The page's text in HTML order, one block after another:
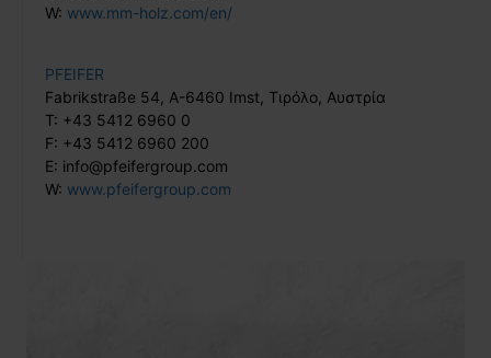
W: www.mm-holz.com/en/
PFEIFER
Fabrikstraße 54, A-6460 Imst, Τιρόλο, Αυστρία
T: +43 5412 6960 0
F: +43 5412 6960 200
E: info@pfeifergroup.com
W: www.pfeifergroup.com